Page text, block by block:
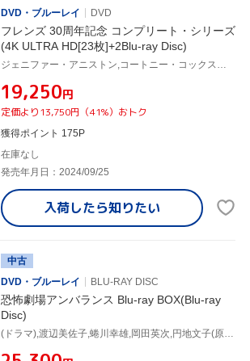
DVD・ブルーレイ
DVD
フレンズ 30周年記念 コンプリート・シリーズ
(4K ULTRA HD[23枚]+2Blu-ray Disc)
¥19,250円
定価より13,750円（41%）おトク
獲得ポイント 175P
在庫なし
発売年月日：2024/09/25
入荷したら知りたい
中古
DVD・ブルーレイ
BLU-RAY DISC
恐怖劇場アンバランス Blu-ray BOX(Blu-ray
Disc)
(ドラマ),渡辺美佐子,蜷川幸雄,岡田英次,円地文子(原作),西村京太郎(原作),松本清張(原作),山田風太郎(原作)